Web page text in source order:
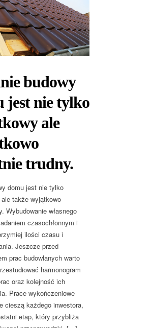
budowy
jest nie tylko
ale
trudny.
domu jest nie tylko
także wyjątkowo
Wybudowanie własnego
czasochłonnym i
ilości czasu i
Jeszcze przed
prac budowlanych warto
harmonogram
oraz kolejność ich
Prace wykończeniowe
cieszą każdego inwestora,
etap, który przybliża